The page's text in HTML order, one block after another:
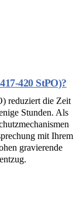
420 StPO)?
reduziert die Zeit
Stunden. Als
mit Ihrem
gravierende